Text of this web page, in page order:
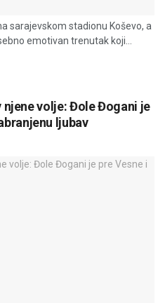
sarajevskom stadionu Koševo, a
emotivan trenutak koji...
volje: Đole Đogani je
ljubav